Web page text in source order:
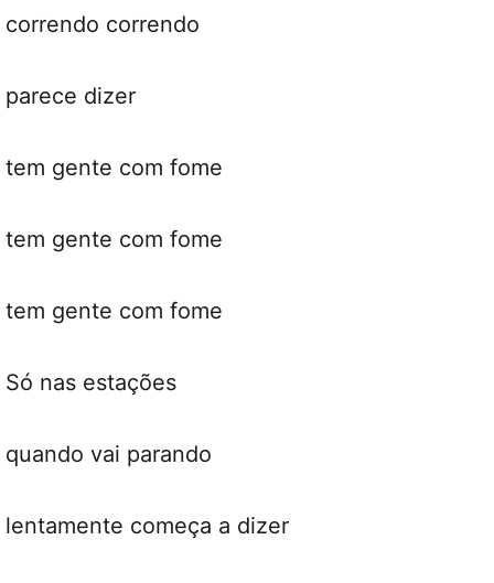
correndo correndo
parece dizer
tem gente com fome
tem gente com fome
tem gente com fome
Só nas estações
quando vai parando
lentamente começa a dizer